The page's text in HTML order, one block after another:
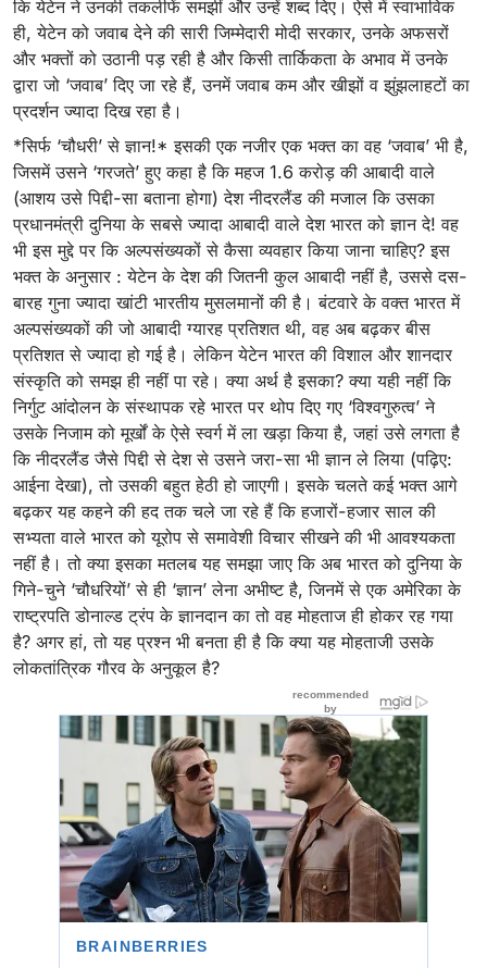
कि येटेन ने उनकी तकलीफें समझीं और उन्हें शब्द दिए। ऐसे में स्वाभाविक
ही, येटेन को जवाब देने की सारी जिम्मेदारी मोदी सरकार, उनके अफसरों
और भक्तों को उठानी पड़ रही है और किसी तार्किकता के अभाव में उनके
द्वारा जो ‘जवाब’ दिए जा रहे हैं, उनमें जवाब कम और खीझों व झुंझलाहटों का
प्रदर्शन ज्यादा दिख रहा है।
*सिर्फ ‘चौधरी’ से ज्ञान!* इसकी एक नजीर एक भक्त का वह ‘जवाब’ भी है,
जिसमें उसने ‘गरजते’ हुए कहा है कि महज 1.6 करोड़ की आबादी वाले
(आशय उसे पिद्दी-सा बताना होगा) देश नीदरलैंड की मजाल कि उसका
प्रधानमंत्री दुनिया के सबसे ज्यादा आबादी वाले देश भारत को ज्ञान दे! वह
भी इस मुद्दे पर कि अल्पसंख्यकों से कैसा व्यवहार किया जाना चाहिए? इस
भक्त के अनुसार : येटेन के देश की जितनी कुल आबादी नहीं है, उससे दस-
बारह गुना ज्यादा खांटी भारतीय मुसलमानों की है। बंटवारे के वक्त भारत में
अल्पसंख्यकों की जो आबादी ग्यारह प्रतिशत थी, वह अब बढ़कर बीस
प्रतिशत से ज्यादा हो गई है। लेकिन येटेन भारत की विशाल और शानदार
संस्कृति को समझ ही नहीं पा रहे। क्या अर्थ है इसका? क्या यही नहीं कि
निर्गुट आंदोलन के संस्थापक रहे भारत पर थोप दिए गए ‘विश्वगुरुत्व’ ने
उसके निजाम को मूर्खों के ऐसे स्वर्ग में ला खड़ा किया है, जहां उसे लगता है
कि नीदरलैंड जैसे पिद्दी से देश से उसने जरा-सा भी ज्ञान ले लिया (पढ़िए:
आईना देखा), तो उसकी बहुत हेठी हो जाएगी। इसके चलते कई भक्त आगे
बढ़कर यह कहने की हद तक चले जा रहे हैं कि हजारों-हजार साल की
सभ्यता वाले भारत को यूरोप से समावेशी विचार सीखने की भी आवश्यकता
नहीं है। तो क्या इसका मतलब यह समझा जाए कि अब भारत को दुनिया के
गिने-चुने ‘चौधरियों’ से ही ‘ज्ञान’ लेना अभीष्ट है, जिनमें से एक अमेरिका के
राष्ट्रपति डोनाल्ड ट्रंप के ज्ञानदान का तो वह मोहताज ही होकर रह गया
है? अगर हां, तो यह प्रश्न भी बनता ही है कि क्या यह मोहताजी उसके
लोकतांत्रिक गौरव के अनुकूल है?